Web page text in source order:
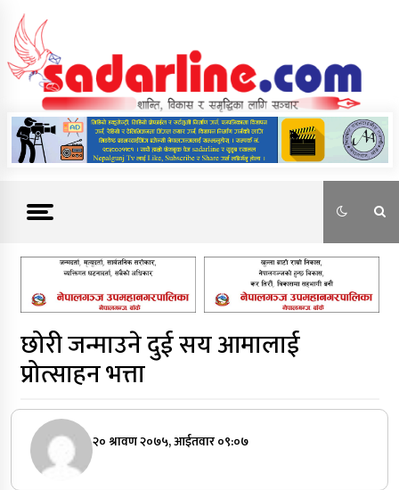
content
News For Nepal
छोरी जन्माउने दुई सय आमालाई
प्रोत्साहन भत्ता
२० श्रावण २०७५, आईतवार ०९:०७